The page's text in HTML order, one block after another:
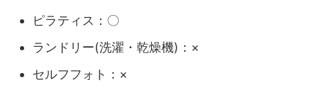
ピラティス：〇
ランドリー(洗濯・乾燥機)：×
セルフフォト：×